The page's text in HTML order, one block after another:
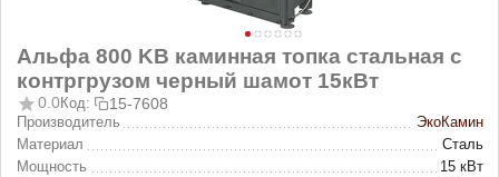
Альфа 800 KВ каминная топка стальная с
контргрузом черный шамот 15кВт
0.0 Код: 15-7608
Производитель
ЭкоКамин
Материал
Сталь
Мощность
15 кВт